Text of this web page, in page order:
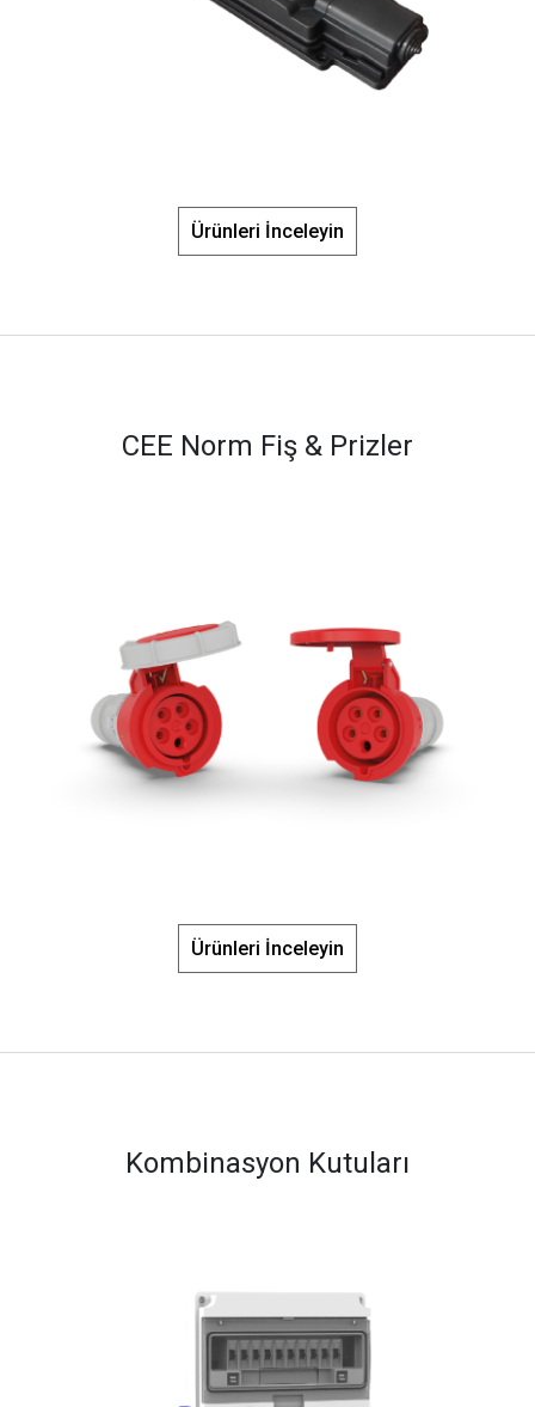
Ürünleri İnceleyin
CEE Norm Fiş & Prizler
Ürünleri İnceleyin
Kombinasyon Kutuları